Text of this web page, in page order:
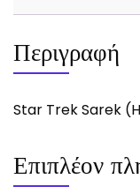
Περιγραφή
Star Trek Sarek
Επιπλέον